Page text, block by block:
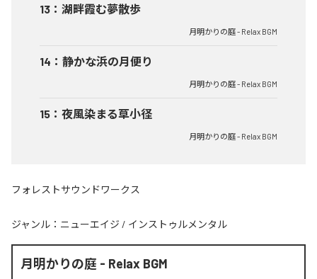
13 ： 湖畔霞む夢散歩
月明かりの庭 - Relax BGM
14 ： 静かな浜の月便り
月明かりの庭 - Relax BGM
15 ： 夜風染まる草小径
月明かりの庭 - Relax BGM
フォレストサウンドワークス
ジャンル： ニューエイジ / インストゥルメンタル
月明かりの庭 - Relax BGM